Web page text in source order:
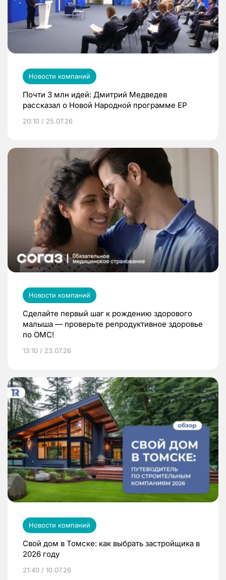
Новости компаний
Почти 3 млн идей: Дмитрий Медведев
рассказал о Новой Народной программе ЕР
20:10 / 25.07.26
Новости компаний
Сделайте первый шаг к рождению здорового
малыша — проверьте репродуктивное здоровье
по ОМС!
13:10 / 23.07.26
Новости компаний
Свой дом в Томске: как выбрать застройщика в
2026 году
21:40 / 10.07.26